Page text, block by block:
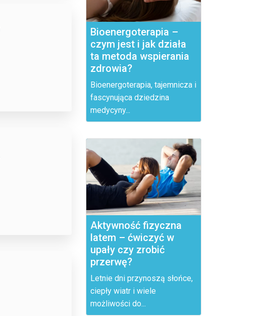
Bioenergoterapia –
czym jest i jak działa
ta metoda wspierania
zdrowia?
Bioenergoterapia, tajemnicza i
fascynująca dziedzina
medycyny...
Aktywność fizyczna
latem – ćwiczyć w
upały czy zrobić
przerwę?
Letnie dni przynoszą słońce,
ciepły wiatr i wiele
możliwości do...